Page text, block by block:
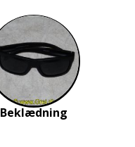
Beklædning